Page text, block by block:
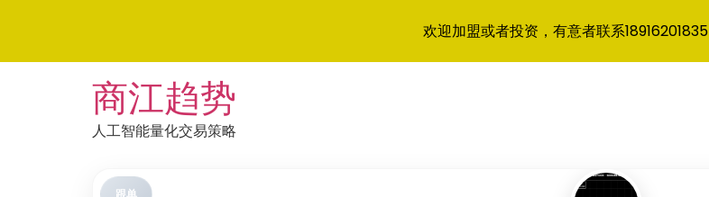
商江趋势
人工智能量化交易策略
跟单
欢迎加盟或者投资，有意者联系18916201835